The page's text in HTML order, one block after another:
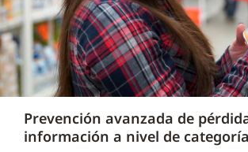
Prevención avanzada de
información a nivel de categoría